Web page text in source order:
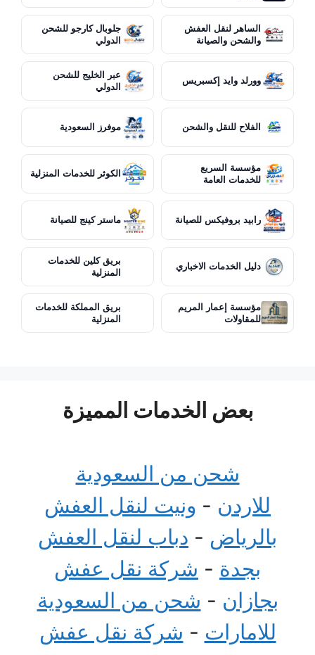
الساهر لنقل العفش
والشحن والصيانة
جلوبال كارجو للشحن
الدولي
وورلد وايد إكسبريس
عبر الخليج للشحن
الدولي
الفلاح للنقل والشحن موفرز السعودية
مؤسسة السريع
للخدمات العامة
الكوثر للخدمات المنزلية
رابيد بروفيكس للصيانة ماستر كينج للصيانة
دليل الخدمات الاخباري
بريق كلين للخدمات
المنزلية
مؤسسة إعمار المريم
للمقاولات
بريق المملكة للخدمات
المنزلية
بعض الخدمات المميزة
شحن من السعودية
للاردن - ونيت لنقل العفش
بالرياض - دباب لنقل العفش
بجدة - شركة نقل عفش
بجازان - شحن من السعودية
للامارات - شركة نقل عفش